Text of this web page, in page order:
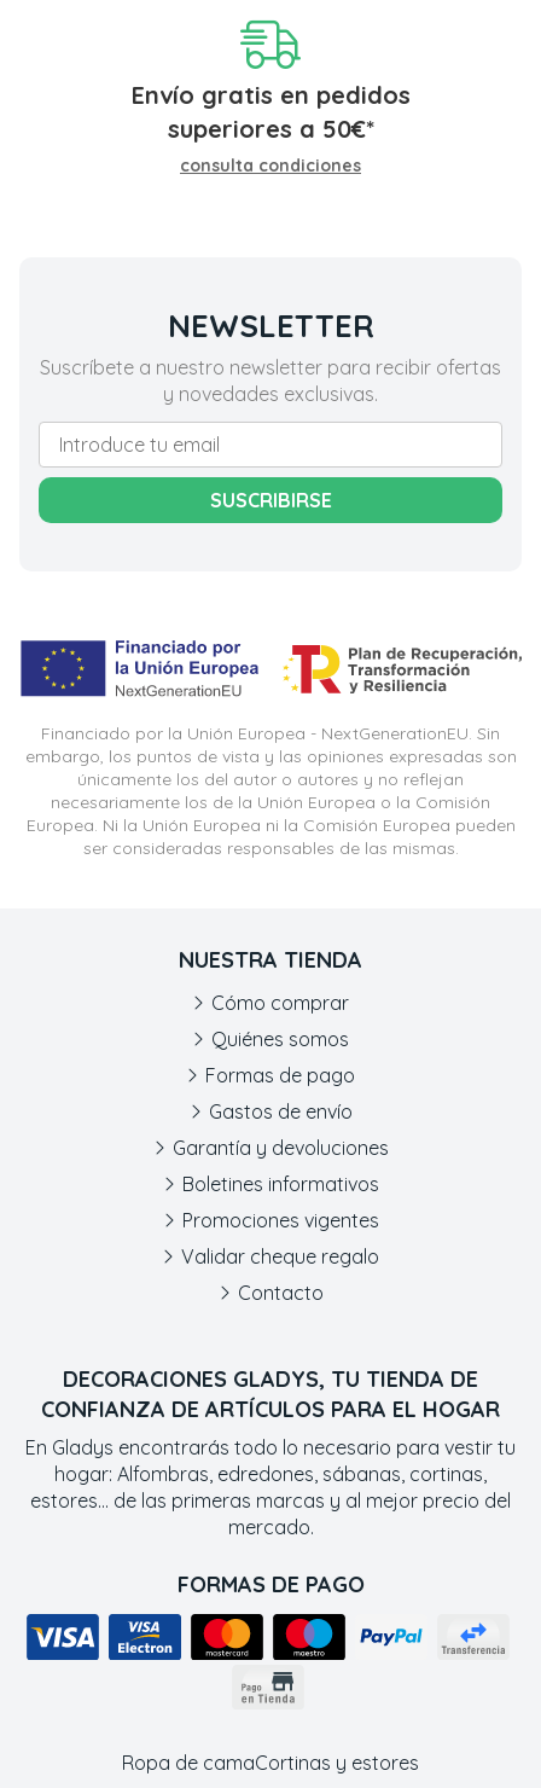
Envío gratis en pedidos
superiores a 50€*
consulta condiciones
NEWSLETTER
Suscríbete a nuestro newsletter para recibir ofertas
y novedades exclusivas.
SUSCRIBIRSE
Financiado por la Unión Europea - NextGenerationEU. Sin
embargo, los puntos de vista y las opiniones expresadas son
únicamente los del autor o autores y no reflejan
necesariamente los de la Unión Europea o la Comisión
Europea. Ni la Unión Europea ni la Comisión Europea pueden
ser consideradas responsables de las mismas.
DECORACIONES GLADYS, TU TIENDA DE
CONFIANZA DE ARTÍCULOS PARA EL HOGAR
En Gladys encontrarás todo lo necesario para vestir tu
hogar: Alfombras, edredones, sábanas, cortinas,
estores... de las primeras marcas y al mejor precio del
mercado.
FORMAS DE PAGO
NUESTRA TIENDA
Cómo comprar
Quiénes somos
Formas de pago
Gastos de envío
Garantía y devoluciones
Boletines informativos
Promociones vigentes
Validar cheque regalo
Contacto
Ropa de camaCortinas y estores